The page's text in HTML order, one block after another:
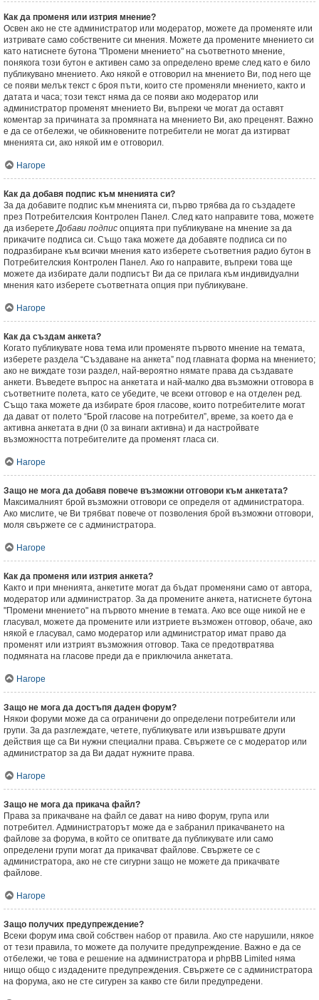
Как да променя или изтрия мнение?
Освен ако не сте администратор или модератор, можете да променяте или
изтривате само собствените си мнения. Можете да промените мнението си
като натиснете бутона "Промени мнението" на съответното мнение,
понякога този бутон е активен само за определено време след като е било
публикувано мнението. Ако някой е отговорил на мнението Ви, под него ще
се появи мелък текст с броя пъти, които сте променяли мнението, както и
датата и часа; този текст няма да се появи ако модератор или
администратор променят мнението Ви, въпреки че могат да оставят
коментар за причината за промяната на мнението Ви, ако преценят. Важно
е да се отбележи, че обикновените потребители не могат да изтирват
мненията си, ако някой им е отговорил.
Нагоре
Как да добавя подпис към мненията си?
За да добавите подпис към мненията си, първо трябва да го създадете
през Потребителския Контролен Панел. След като направите това, можете
да изберетеДобави подпис опцията при публикуване на мнение за да
прикачите подписа си. Също така можете да добавяте подписа си по
подразбиране към всички мнения като изберете съответния радио бутон в
Потребителския Контролен Панел. Ако го направите, въпреки това ще
можете да избирате дали подписът Ви да се прилага към индивидуални
мнения като изберете съответната опция при публикуване.
Нагоре
Как да създам анкета?
Когато публикувате нова тема или променяте първото мнение на темата,
изберете раздела “Създаване на анкета” под главната форма на мнението;
ако не виждате този раздел, най-вероятно нямате права да създавате
анкети. Въведете въпрос на анкетата и най-малко два възможни отговора в
съответните полета, като се убедите, че всеки отговор е на отделен ред.
Също така можете да избирате броя гласове, които потребителите могат
да дават от полето “Брой гласове на потребител”, време, за което да е
активна анкетата в дни (0 за винаги активна) и да настройвате
възможността потребителите да променят гласа си.
Нагоре
Защо не мога да добавя повече възможни отговори към анкетата?
Максималният брой възможни отговори се определя от администратора.
Ако мислите, че Ви трябват повече от позволения брой възможни отговори,
моля свържете се с администратора.
Нагоре
Как да променя или изтрия анкета?
Както и при мненията, анкетите могат да бъдат променяни само от автора,
модератор или администратор. За да промените анкета, натиснете бутона
"Промени мнението" на първото мнение в темата. Ако все още никой не е
гласувал, можете да промените или изтриете възможен отговор, обаче, ако
някой е гласувал, само модератор или администратор имат право да
променят или изтрият възможния отговор. Така се предотвратява
подмяната на гласове преди да е приключила анкетата.
Нагоре
Защо не мога да достъпя даден форум?
Някои форуми може да са ограничени до определени потребители или
групи. За да разглеждате, четете, публикувате или извършвате други
действия ще са Ви нужни специални права. Свържете се с модератор или
администратор за да Ви дадат нужните права.
Нагоре
Защо не мога да прикача файл?
Права за прикачване на файл се дават на ниво форум, група или
потребител. Администраторът може да е забранил прикачването на
файлове за форума, в който се опитвате да публикувате или само
определени групи могат да прикачват файлове. Свържете се с
администратора, ако не сте сигурни защо не можете да прикачвате
файлове.
Нагоре
Защо получих предупреждение?
Всеки форум има свой собствен набор от правила. Ако сте нарушили, някое
от тези правила, то можете да получите предупреждение. Важно е да се
отбележи, че това е решение на администратора и phpBB Limited няма
нищо общо с издадените предупреждения. Свържете се с администратора
на форума, ако не сте сигурен за какво сте били предупредени.